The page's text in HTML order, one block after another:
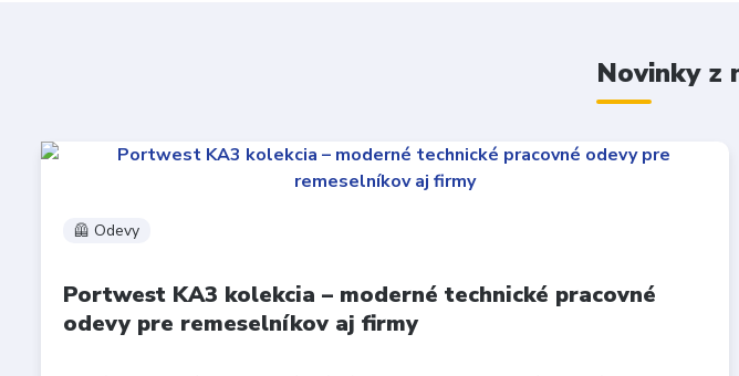
Novinky z
🦺 Odevy
Portwest KA3 kolekcia – moderné technické pracovné
odevy pre remeselníkov aj firmy